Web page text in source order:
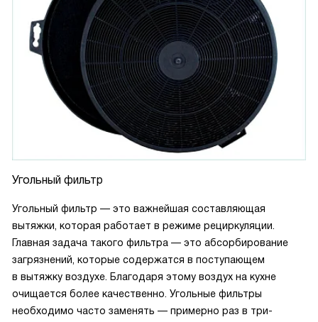
Угольный фильтр
Угольный фильтр — это важнейшая составляющая
вытяжки, которая работает в режиме рециркуляции.
Главная задача такого фильтра — это абсорбирование
загрязнений, которые содержатся в поступающем
в вытяжку воздухе. Благодаря этому воздух на кухне
очищается более качественно. Угольные фильтры
необходимо часто заменять — примерно раз в три-